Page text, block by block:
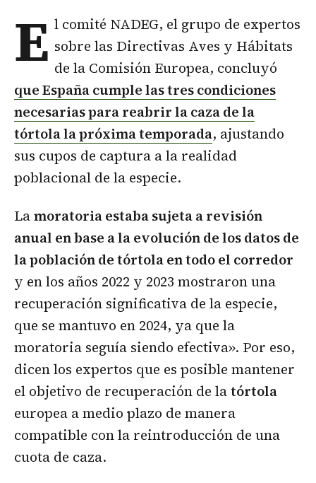
E l comité NADEG, el grupo de expertos
sobre las Directivas Aves y Hábitats
de la Comisión Europea, concluyó
que España cumple las tres condiciones
necesarias para reabrir la caza de la
tórtola la próxima temporada, ajustando
sus cupos de captura a la realidad
poblacional de la especie.
Lamoratoria estaba sujeta a revisión
anual en base a la evolución de los datos de
la población de tórtola en todo el corredor
y en los años 2022 y 2023 mostraron una
recuperación significativa de la especie,
que se mantuvo en 2024, ya que la
moratoria seguía siendo efectiva». Por eso,
dicen los expertos que es posible mantener
el objetivo de recuperación de latórtola
europea a medio plazo de manera
compatible con la reintroducción de una
cuota de caza.